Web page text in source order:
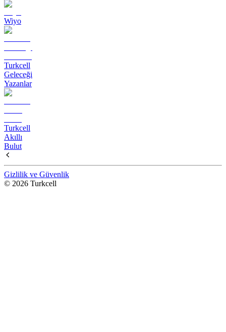
Wiyo
Turkcell
Geleceği
Yazanlar
Turkcell
Akıllı
Bulut
Gizlilik ve Güvenlik
© 2026 Turkcell